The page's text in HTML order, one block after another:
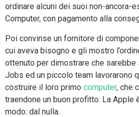
ordinare alcuni dei suoi non-ancora-
Computer, con pagamento alla
Poi convinse un fornitore di
cui aveva bisogno e gli mostro
ottenuto per dimostrare che sarebbe
Jobs ed un piccolo team lavorarono
costruire il loro primo computer, che
traendone un buon profitto. La Apple
modo: dal nulla.